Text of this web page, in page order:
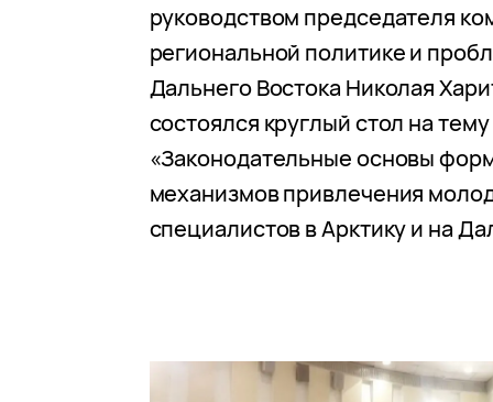
руководством председателя
региональной политике и
Дальнего Востока Николая
состоялся круглый стол на тему
«Законодательные основы
механизмов привлечения
специалистов в Арктику и на